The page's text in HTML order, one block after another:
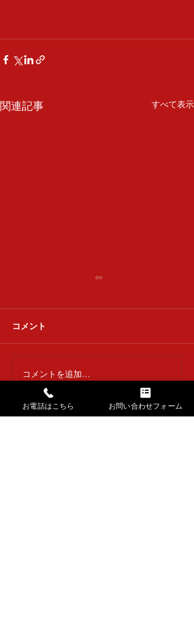
関連記事 すべて表示
達喜会 下浚い
コメント
コメントを追加…
お電話はこちら お問い合わせフォーム